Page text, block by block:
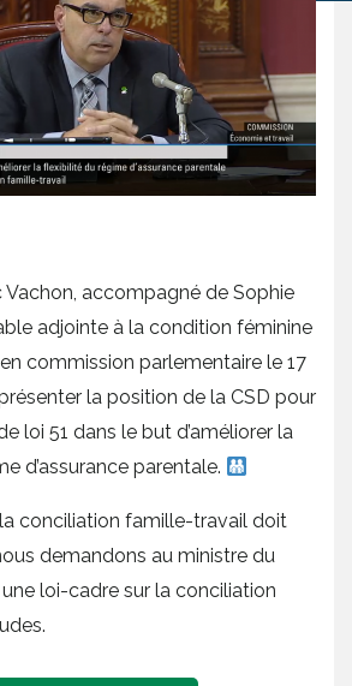
Vachon, accompagné de Sophie
adjointe à la condition féminine
commission parlementaire le 17
la position de la CSD pour
loi 51 dans le but d’améliorer la
d’assurance parentale.
la conciliation famille-travail doit
demandons au ministre du
une loi-cadre sur la conciliation